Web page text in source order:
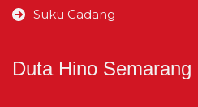
Suku Cadang
Duta Hino Semarang